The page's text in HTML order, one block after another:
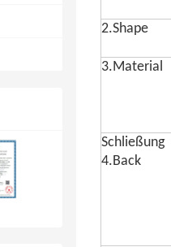
2.Shape
3.Material
Schließung
4.Back